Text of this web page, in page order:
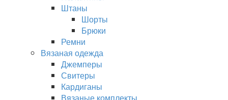
Штаны
Шорты
Брюки
Ремни
Вязаная одежда
Джемперы
Свитеры
Кардиганы